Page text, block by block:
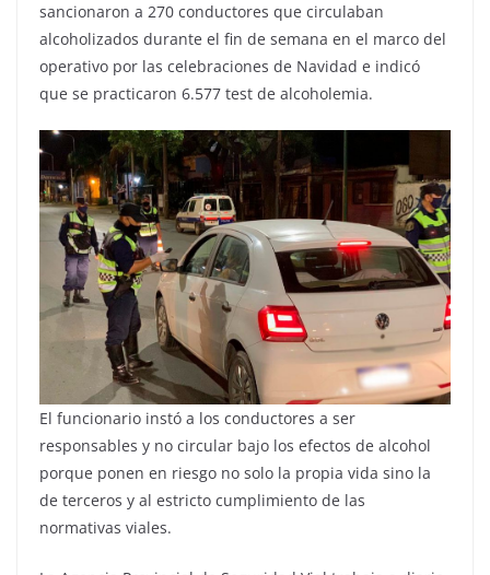
sancionaron a 270 conductores que circulaban
alcoholizados durante el fin de semana en el marco del
operativo por las celebraciones de Navidad e indicó
que se practicaron 6.577 test de alcoholemia.
El funcionario instó a los conductores a ser
responsables y no circular bajo los efectos de alcohol
porque ponen en riesgo no solo la propia vida sino la
de terceros y al estricto cumplimiento de las
normativas viales.